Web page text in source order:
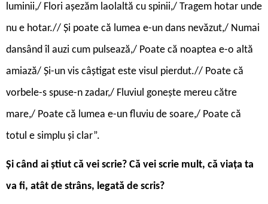
luminii,/ Flori așezăm laolaltă cu spinii,/ Tragem hotar unde
nu e hotar.// Și poate că lumea e-un dans nevăzut,/ Numai
dansând îl auzi cum pulsează,/ Poate că noaptea e-o altă
amiază/ Și-un vis câștigat este visul pierdut.// Poate că
vorbele-s spuse-n zadar,/ Fluviul gonește mereu către
mare,/ Poate că lumea e-un fluviu de soare,/ Poate că
totul e simplu și clar”.
Și când ai știut că vei scrie? Că vei scrie mult, că viața ta
va fi, atât de strâns, legată de scris?